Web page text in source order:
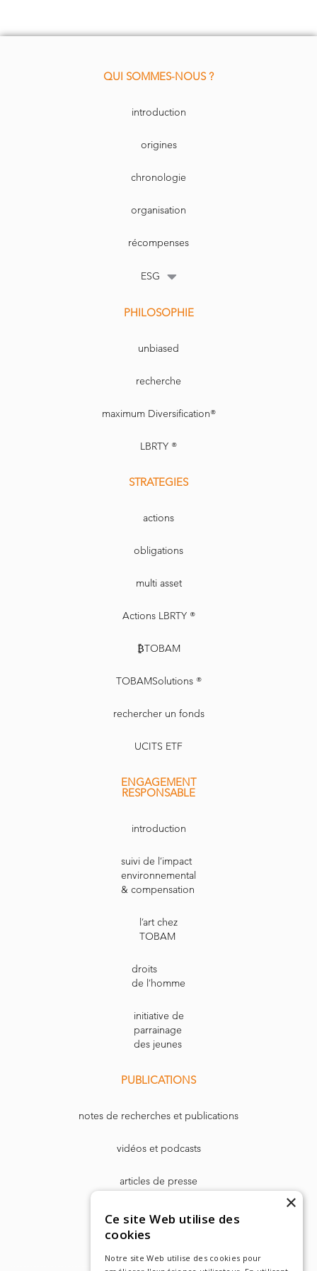
QUI SOMMES-NOUS ?
introduction
origines
chronologie
organisation
récompenses
ESG
PHILOSOPHIE
unbiased
recherche
maximum Diversification®
LBRTY ®
STRATEGIES
actions
obligations
multi asset
Actions LBRTY ®
₿TOBAM
TOBAMSolutions ®
rechercher un fonds
UCITS ETF
ENGAGEMENT
RESPONSABLE
introduction
suivi de l’impact
environnemental
& compensation
l’art chez
TOBAM
droits
de l’homme
initiative de
parrainage
des jeunes
PUBLICATIONS
notes de recherches et publications
vidéos et podcasts
articles de presse
Dr. Harry Markowitz
×
Ce site Web utilise des
cookies
Notre site Web utilise des cookies pour